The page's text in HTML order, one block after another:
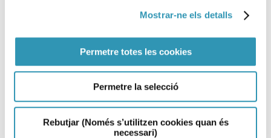
Mostrar-ne els detalls
Permetre totes les cookies
Permetre la selecció
Rebutjar (Només s’utilitzen cookies quan és
necessari)